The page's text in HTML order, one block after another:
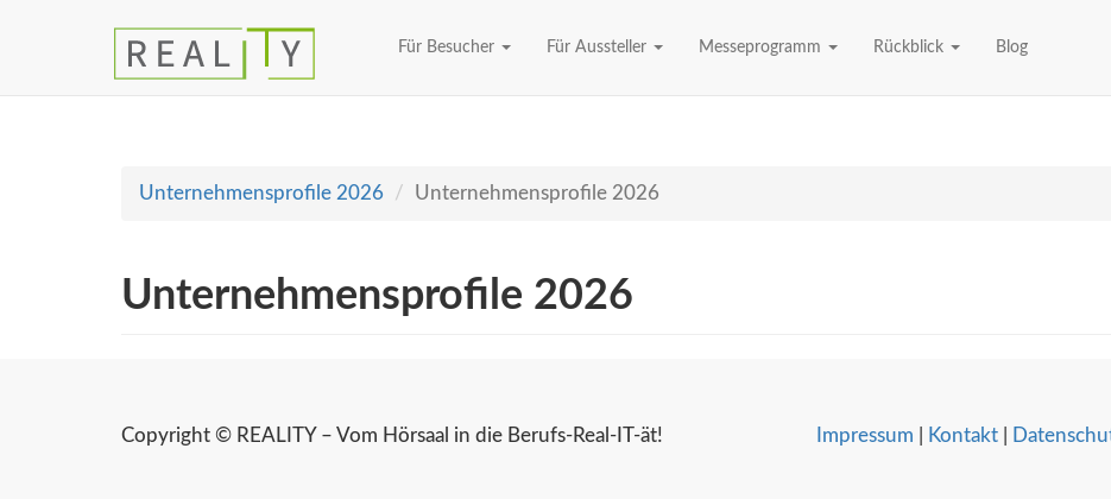
Für Besucher Für Aussteller Messeprogramm Rückblick Blog
Unternehmensprofile 2026 Unternehmensprofile 2026
Unternehmensprofile 2026
Copyright © REALITY – Vom Hörsaal in die Berufs-Real-IT-ät! Impressum Kontakt